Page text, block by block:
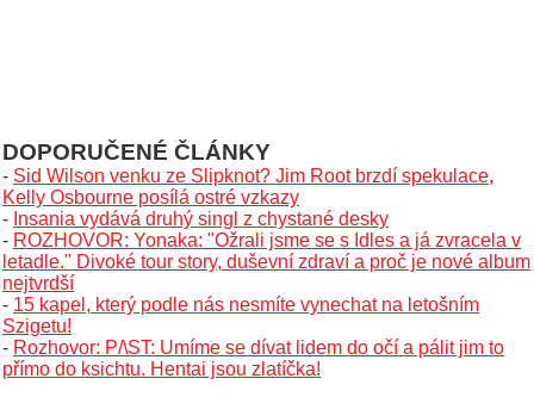
DOPORUČENÉ ČLÁNKY
- Sid Wilson venku ze Slipknot? Jim Root brzdí spekulace,
Kelly Osbourne posílá ostré vzkazy
- Insania vydává druhý singl z chystané desky
- ROZHOVOR: Yonaka: "Ožrali jsme se s Idles a já zvracela v
letadle." Divoké tour story, duševní zdraví a proč je nové album
nejtvrdší
- 15 kapel, který podle nás nesmíte vynechat na letošním
Szigetu!
- Rozhovor: P/\ST: Umíme se dívat lidem do očí a pálit jim to
přímo do ksichtu. Hentai jsou zlatíčka!